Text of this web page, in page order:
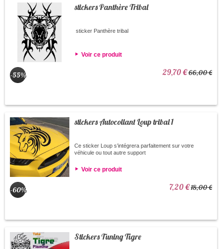
stickers Panthère Tribal
sticker Panthère tribal
Voir ce produit
-55% 29,70 €66,00 €
stickers Autocollant Loup tribal 1
Ce sticker Loup s’intégrera parfaitement sur votre
véhicule ou tout autre support
Voir ce produit
-60% 7,20 €18,00 €
Stickers Tuning Tigre